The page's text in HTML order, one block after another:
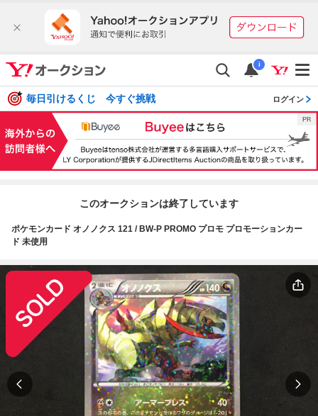
i
毎日引けるくじ 今すぐ挑戦 ログイン
このオークションは終了しています
ポケモンカード オノノクス 121 / BW-P PROMO プロモ プロモーションカー
ド 未使用